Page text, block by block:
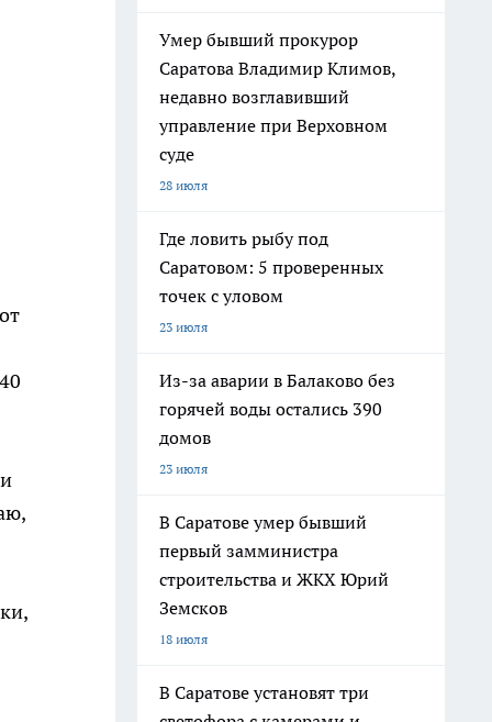
Умер бывший прокурор
Саратова Владимир Климов,
недавно возглавивший
управление при Верховном
суде
28 июля
Где ловить рыбу под
Саратовом: 5 проверенных
точек с уловом
23 июля
Из-за аварии в Балаково без
горячей воды остались 390
домов
23 июля
В Саратове умер бывший
первый замминистра
строительства и ЖКХ Юрий
Земсков
18 июля
В Саратове установят три